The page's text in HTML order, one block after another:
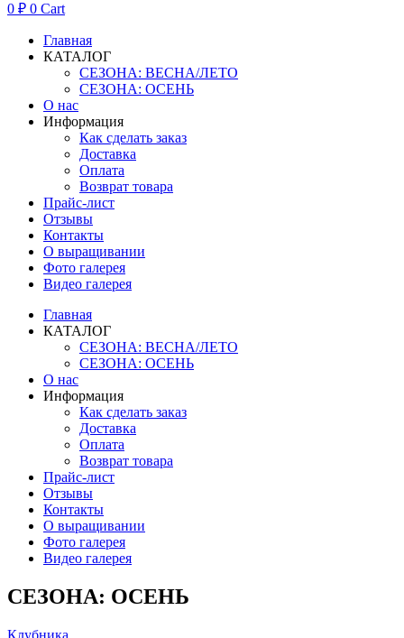
0 ₽ 0 Cart
Главная
КАТАЛОГ
СЕЗОНА: ВЕСНА/ЛЕТО
СЕЗОНА: ОСЕНЬ
О нас
Информация
Как сделать заказ
Доставка
Оплата
Возврат товара
Прайс-лист
Отзывы
Контакты
О выращивании
Фото галерея
Видео галерея
Главная
КАТАЛОГ
СЕЗОНА: ВЕСНА/ЛЕТО
СЕЗОНА: ОСЕНЬ
О нас
Информация
Как сделать заказ
Доставка
Оплата
Возврат товара
Прайс-лист
Отзывы
Контакты
О выращивании
Фото галерея
Видео галерея
СЕЗОНА: ОСЕНЬ
Клубника